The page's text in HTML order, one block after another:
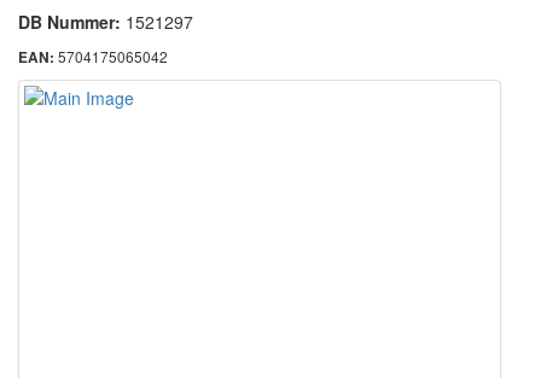
DB Nummer: 1521297
EAN: 5704175065042